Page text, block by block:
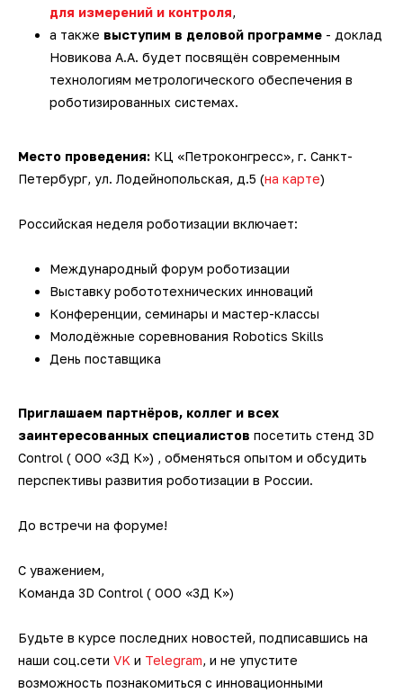
для измерений и контроля,
а также выступим в деловой программе - доклад
Новикова А.А. будет посвящён современным
технологиям метрологического обеспечения в
роботизированных системах.
Место проведения: КЦ «Петроконгресс», г. Санкт-
Петербург, ул. Лодейнопольская, д.5 (на карте)
Российская неделя роботизации включает:
Международный форум роботизации
Выставку робототехнических инноваций
Конференции, семинары и мастер-классы
Молодёжные соревнования Robotics Skills
День поставщика
Приглашаем партнёров, коллег и всех
заинтересованных специалистов посетить стенд 3D
Control ( ООО «3Д К») , обменяться опытом и обсудить
перспективы развития роботизации в России.
До встречи на форуме!
С уважением,
Команда 3D Control ( ООО «3Д К»)
Будьте в курсе последних новостей, подписавшись на
наши соц.сети VK и Telegram, и не упустите
возможность познакомиться с инновационными
3D-сканеры для трекеров
3D-сканеры для измерительных
рук
ПО ESI Additive Manufacturing
ПО Volume Graphics
ПО TubeShaper
ПО GOM